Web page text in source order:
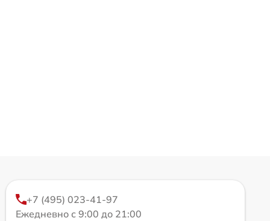
+7 (495) 023-41-97
Ежедневно с 9:00 до 21:00